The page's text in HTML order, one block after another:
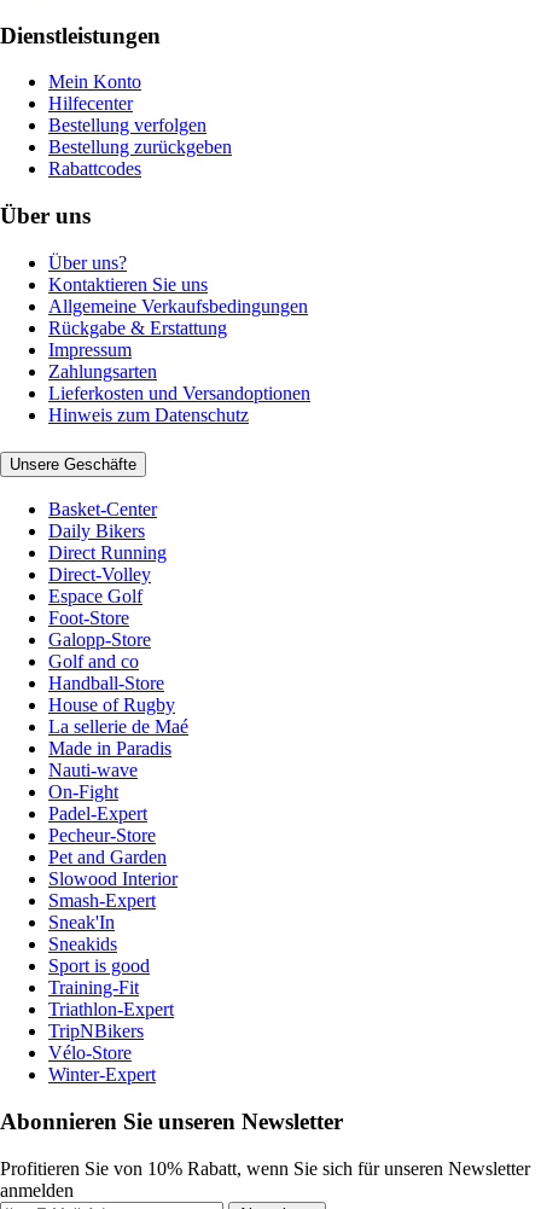
Dienstleistungen
Mein Konto
Hilfecenter
Bestellung verfolgen
Bestellung zurückgeben
Rabattcodes
Über uns
Über uns?
Kontaktieren Sie uns
Allgemeine Verkaufsbedingungen
Rückgabe & Erstattung
Impressum
Zahlungsarten
Lieferkosten und Versandoptionen
Hinweis zum Datenschutz
Unsere Geschäfte
Basket-Center
Daily Bikers
Direct Running
Direct-Volley
Espace Golf
Foot-Store
Galopp-Store
Golf and co
Handball-Store
House of Rugby
La sellerie de Maé
Made in Paradis
Nauti-wave
On-Fight
Padel-Expert
Pecheur-Store
Pet and Garden
Slowood Interior
Smash-Expert
Sneak'In
Sneakids
Sport is good
Training-Fit
Triathlon-Expert
TripNBikers
Vélo-Store
Winter-Expert
Abonnieren Sie unseren Newsletter
Profitieren Sie von 10% Rabatt, wenn Sie sich für unseren Newsletter
anmelden